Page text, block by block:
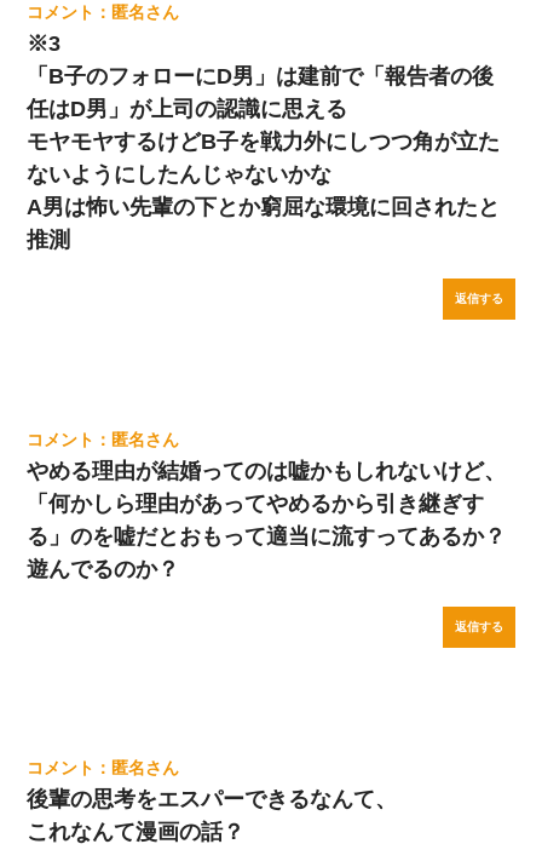
匿名
※3
「B子のフォローにD男」は建前で「報告者の後
任はD男」が上司の認識に思える
モヤモヤするけどB子を戦力外にしつつ角が立た
ないようにしたんじゃないかな
A男は怖い先輩の下とか窮屈な環境に回されたと
推測
返信する
匿名
やめる理由が結婚ってのは嘘かもしれないけど、
「何かしら理由があってやめるから引き継ぎす
る」のを嘘だとおもって適当に流すってあるか？
遊んでるのか？
返信する
匿名
後輩の思考をエスパーできるなんて、
これなんて漫画の話？